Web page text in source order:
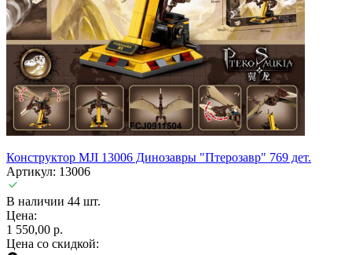
Конструктор MJI 13006 Динозавры "Птерозавр" 769 дет.
Артикул: 13006
В наличии 44 шт.
Цена:
1 550,00 р.
Цена со скидкой: